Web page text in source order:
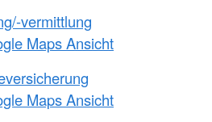
vermittlung
Maps Ansicht
Maps Ansicht